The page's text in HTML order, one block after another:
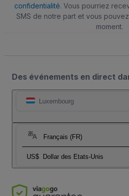
confidentialité. Vous pourriez
SMS de notre part et vous
moment.
Des événements en direct
Luxembourg
Français (FR)
US$ Dollar des Etats-Unis